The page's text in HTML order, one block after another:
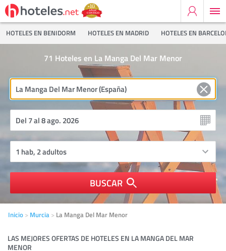
HOTELES EN BENIDORM HOTELES EN MADRID HOTELES EN
Hoteles en La Manga Del Mar Menor
71
BUSCAR
Inicio Murcia La Manga Del Mar Menor
LAS MEJORES OFERTAS DE HOTELES EN LA MANGA DEL MAR
MENOR